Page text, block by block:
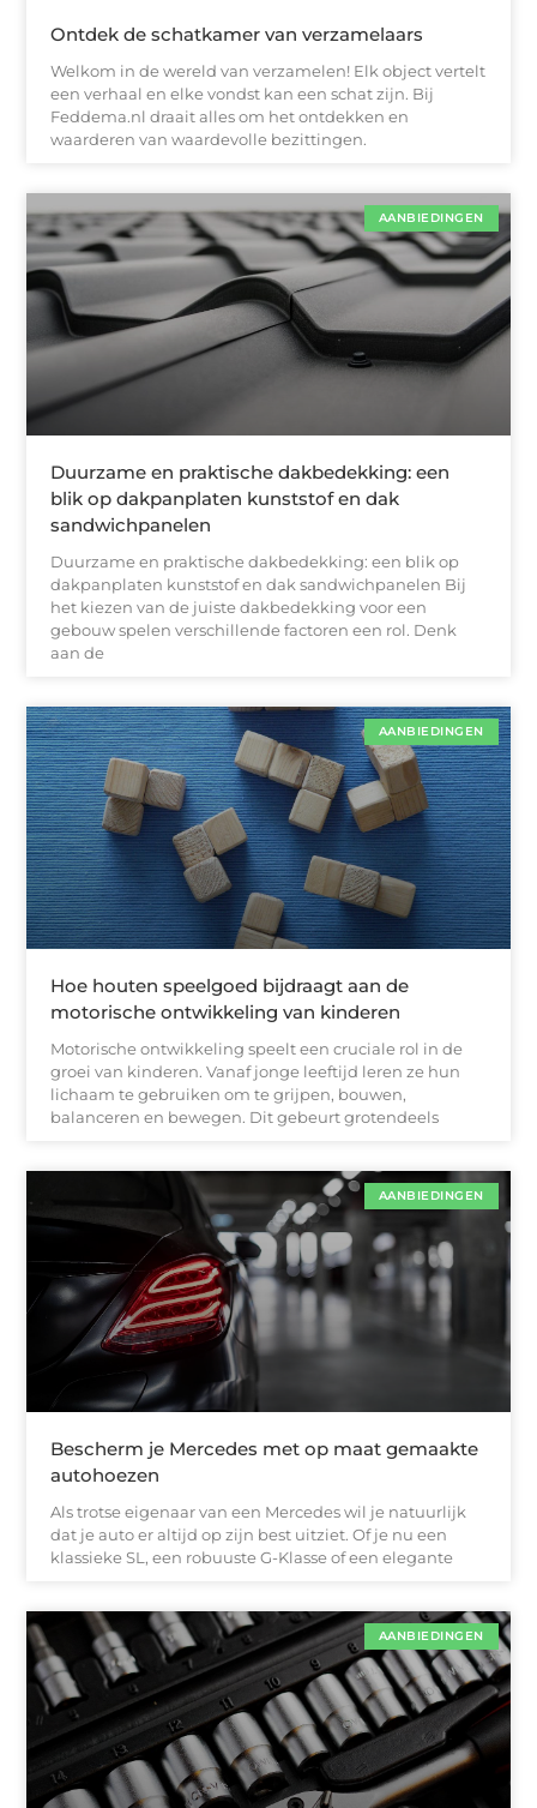
Ontdek de schatkamer van verzamelaars
Welkom in de wereld van verzamelen! Elk object vertelt
een verhaal en elke vondst kan een schat zijn. Bij
Feddema.nl draait alles om het ontdekken en
waarderen van waardevolle bezittingen.
AANBIEDINGEN
Duurzame en praktische dakbedekking: een
blik op dakpanplaten kunststof en dak
sandwichpanelen
Duurzame en praktische dakbedekking: een blik op
dakpanplaten kunststof en dak sandwichpanelen Bij
het kiezen van de juiste dakbedekking voor een
gebouw spelen verschillende factoren een rol. Denk
aan de
AANBIEDINGEN
Hoe houten speelgoed bijdraagt aan de
motorische ontwikkeling van kinderen
Motorische ontwikkeling speelt een cruciale rol in de
groei van kinderen. Vanaf jonge leeftijd leren ze hun
lichaam te gebruiken om te grijpen, bouwen,
balanceren en bewegen. Dit gebeurt grotendeels
AANBIEDINGEN
Bescherm je Mercedes met op maat gemaakte
autohoezen
Als trotse eigenaar van een Mercedes wil je natuurlijk
dat je auto er altijd op zijn best uitziet. Of je nu een
klassieke SL, een robuuste G-Klasse of een elegante
AANBIEDINGEN